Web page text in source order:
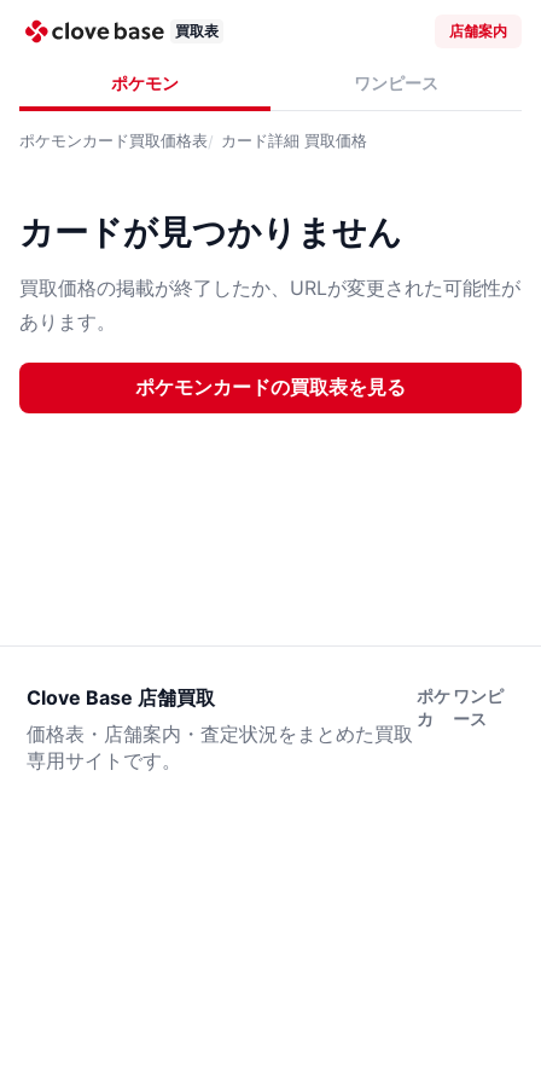
買取表 店舗案内
ポケモン ワンピース
ポケモンカード買取価格表 カード詳細 買取価格
カードが見つかりません
買取価格の掲載が終了したか、URLが変更された可能性が
あります。
ポケモンカードの買取表を見る
Clove Base 店舗買取
価格表・店舗案内・査定状況をまとめた買取
専用サイトです。
ポケ
カ
ワンピ
ース